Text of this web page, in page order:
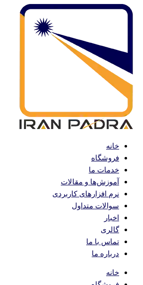
پرش
خانه
فروشگاه
خدمات ما
آموزش‌ها و مقالات
نرم افزارهای کاربردی
سوالات متداول
اخبار
گالری
تماس با ما
درباره ما
خانه